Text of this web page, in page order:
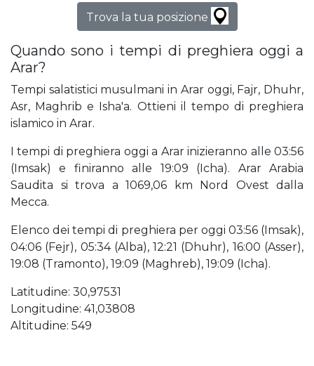
Trova la tua posizione
Quando sono i tempi di preghiera oggi a
Arar?
Tempi salatistici musulmani in Arar oggi, Fajr, Dhuhr,
Asr, Maghrib e Isha'a. Ottieni il tempo di preghiera
islamico in Arar.
I tempi di preghiera oggi a Arar inizieranno alle 03:56
(Imsak) e finiranno alle 19:09 (Icha). Arar Arabia
Saudita si trova a 1069,06 km Nord Ovest dalla
Mecca.
Elenco dei tempi di preghiera per oggi 03:56 (Imsak),
04:06 (Fejr), 05:34 (Alba), 12:21 (Dhuhr), 16:00 (Asser),
19:08 (Tramonto), 19:09 (Maghreb), 19:09 (Icha).
Latitudine: 30,97531
Longitudine: 41,03808
Altitudine: 549